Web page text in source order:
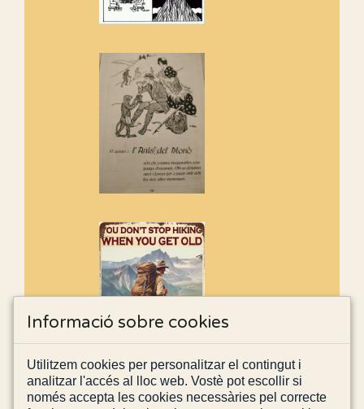
Informació sobre cookies
Utilitzem cookies per personalitzar el contingut i
analitzar l'accés al lloc web. Vostè pot escollir si
només accepta les cookies necessàries pel correcte